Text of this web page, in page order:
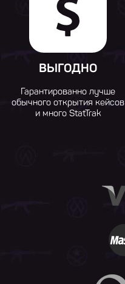
ВЫГОДНО
Гарантированно лучше
обычного открытия кейсов
и много StatTrak